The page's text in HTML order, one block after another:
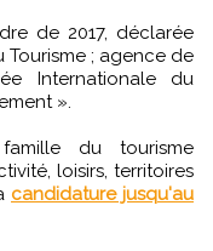
de 2017, déclarée
Tourisme ; agence de
Internationale du
».
du tourisme
loisirs, territoires
candidature jusqu'au